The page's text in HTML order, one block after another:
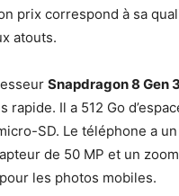
prix correspond à sa
atouts.
Snapdragon 8 Gen 3
rapide. Il a 512 Go
SD. Le téléphone a
de 50 MP et un
les photos mobiles.